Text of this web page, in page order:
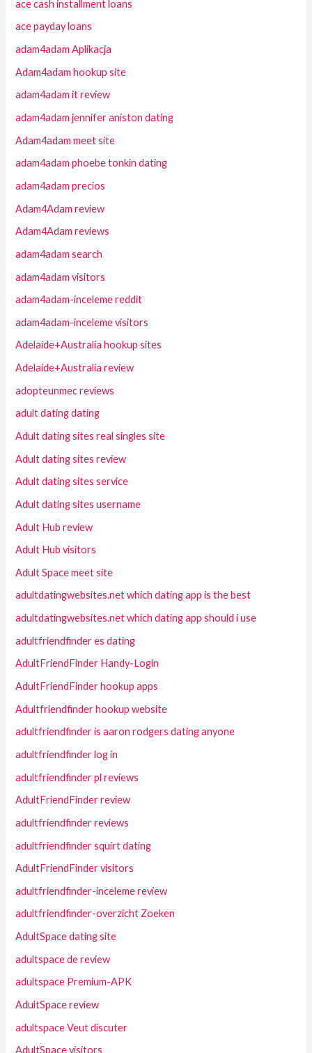
ace cash installment loans
ace payday loans
adam4adam Aplikacja
Adam4adam hookup site
adam4adam it review
adam4adam jennifer aniston dating
Adam4adam meet site
adam4adam phoebe tonkin dating
adam4adam precios
Adam4Adam review
Adam4Adam reviews
adam4adam search
adam4adam visitors
adam4adam-inceleme reddit
adam4adam-inceleme visitors
Adelaide+Australia hookup sites
Adelaide+Australia review
adopteunmec reviews
adult dating dating
Adult dating sites real singles site
Adult dating sites review
Adult dating sites service
Adult dating sites username
Adult Hub review
Adult Hub visitors
Adult Space meet site
adultdatingwebsites.net which dating app is the best
adultdatingwebsites.net which dating app should i use
adultfriendfinder es dating
AdultFriendFinder Handy-Login
AdultFriendFinder hookup apps
Adultfriendfinder hookup website
adultfriendfinder is aaron rodgers dating anyone
adultfriendfinder log in
adultfriendfinder pl reviews
AdultFriendFinder review
adultfriendfinder reviews
adultfriendfinder squirt dating
AdultFriendFinder visitors
adultfriendfinder-inceleme review
adultfriendfinder-overzicht Zoeken
AdultSpace dating site
adultspace de review
adultspace Premium-APK
AdultSpace review
adultspace Veut discuter
AdultSpace visitors